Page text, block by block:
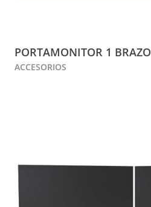
PORTAMONITOR 1 BRAZO
ACCESORIOS